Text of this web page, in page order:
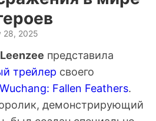
28, 2025
Leenzee представила
трейлер своего
Wuchang: Fallen Feathers.
демонстрирующий